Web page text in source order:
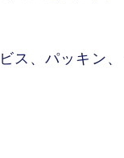
ス、パッキン、